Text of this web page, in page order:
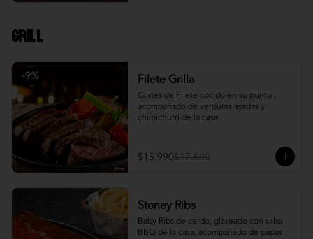
Grill
-9% Filete Grilla
Cortes de Filete cocido en su punto ,
acompañado de verduras asadas y
chimichurri de la casa.
$15.990$17.500
Stoney Ribs
Baby Ribs de cerdo, glaseado con salsa
BBQ de la casa, acompañado de papas